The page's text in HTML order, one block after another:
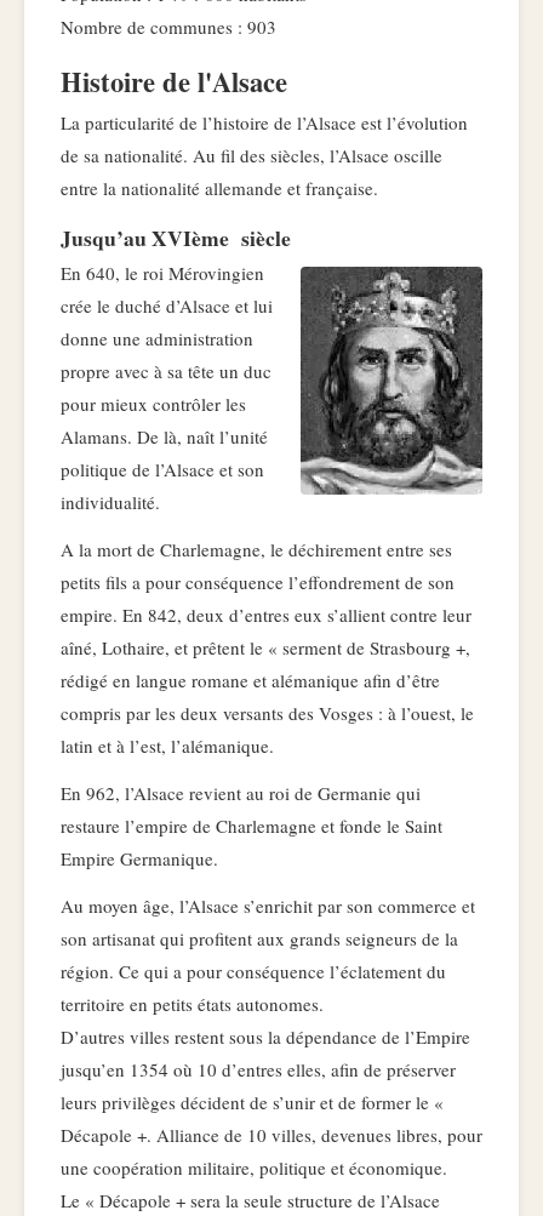
Nombre de communes : 903
Histoire de l'Alsace
La particularité de l’histoire de l’Alsace est l’évolution
de sa nationalité. Au fil des siècles, l’Alsace oscille
entre la nationalité allemande et française.
Jusqu’au XVIème siècle
En 640, le roi Mérovingien
crée le duché d’Alsace et lui
donne une administration
propre avec à sa tête un duc
pour mieux contrôler les
Alamans. De là, naît l’unité
politique de l’Alsace et son
individualité.
A la mort de Charlemagne, le déchirement entre ses
petits fils a pour conséquence l’effondrement de son
empire. En 842, deux d’entres eux s’allient contre leur
aîné, Lothaire, et prêtent le « serment de Strasbourg +,
rédigé en langue romane et alémanique afin d’être
compris par les deux versants des Vosges : à l’ouest, le
latin et à l’est, l’alémanique.
En 962, l’Alsace revient au roi de Germanie qui
restaure l’empire de Charlemagne et fonde le Saint
Empire Germanique.
Au moyen âge, l’Alsace s’enrichit par son commerce et
son artisanat qui profitent aux grands seigneurs de la
région. Ce qui a pour conséquence l’éclatement du
territoire en petits états autonomes.
D’autres villes restent sous la dépendance de l’Empire
jusqu’en 1354 où 10 d’entres elles, afin de préserver
leurs privilèges décident de s’unir et de former le «
Décapole +. Alliance de 10 villes, devenues libres, pour
une coopération militaire, politique et économique.
Le « Décapole + sera la seule structure de l’Alsace